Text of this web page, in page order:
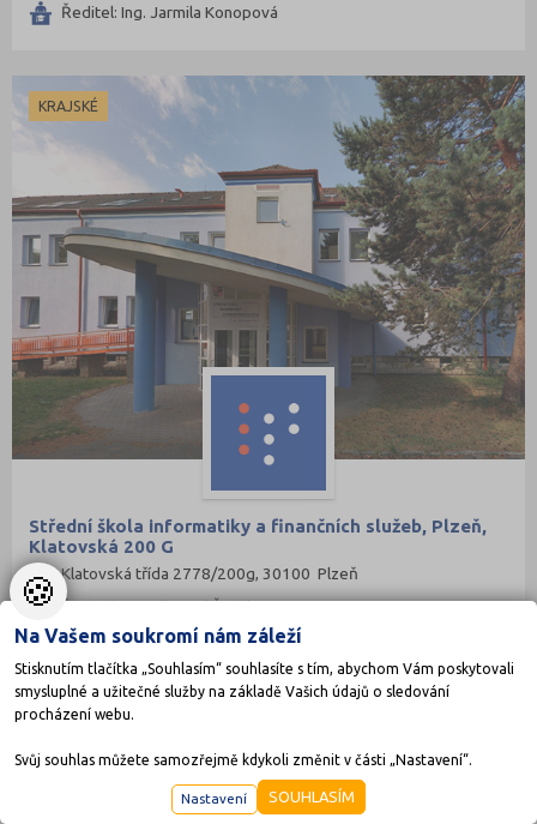
Ředitel: Ing. Jarmila Konopová
KRAJSKÉ
Střední škola informatiky a finančních služeb, Plzeň,
Klatovská 200 G
Klatovská třída 2778/200g, 30100 Plzeň
Ředitel: Ing. Přemysl Šmídl
PRIVÁTNÍ
🍪
Na Vašem soukromí nám záleží
Stisknutím tlačítka „Souhlasím“ souhlasíte s tím, abychom Vám poskytovali
smysluplné a užitečné služby na základě Vašich údajů o sledování
procházení webu.
Svůj souhlas můžete samozřejmě kdykoli změnit v části „Nastavení“.
Nastavení SOUHLASÍM